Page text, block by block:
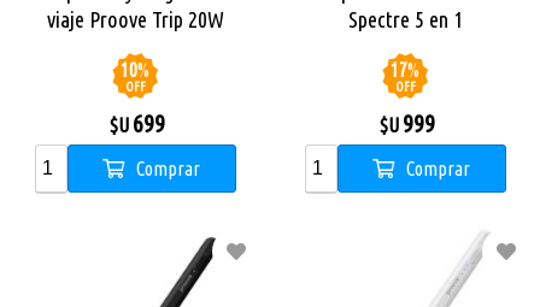
viaje Proove Trip 20W
10%
OFF
$U 699
Comprar
Spectre 5 en 1
17%
OFF
$U 999
Comprar